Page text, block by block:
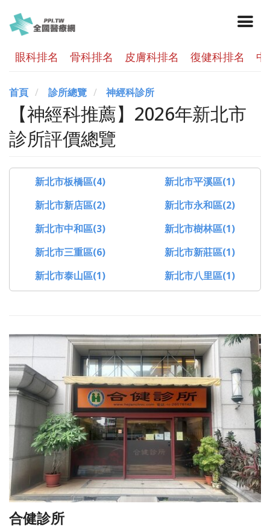
眼科排名 骨科排名 皮膚科排名 復健科排名
首頁 診所總覽 神經科診所
【神經科推薦】2026年新北市
診所評價總覽
新北市板橋區(4)
新北市平溪區(1)
新北市新店區(2)
新北市永和區(2)
新北市中和區(3)
新北市樹林區(1)
新北市三重區(6)
新北市新莊區(1)
新北市泰山區(1)
新北市八里區(1)
合健診所